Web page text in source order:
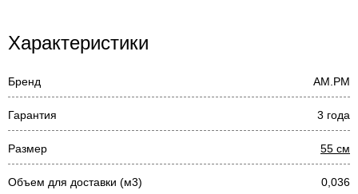
Характеристики
Бренд AM.PM
Гарантия 3 года
Размер 55 см
Объем для доставки (м3) 0,036